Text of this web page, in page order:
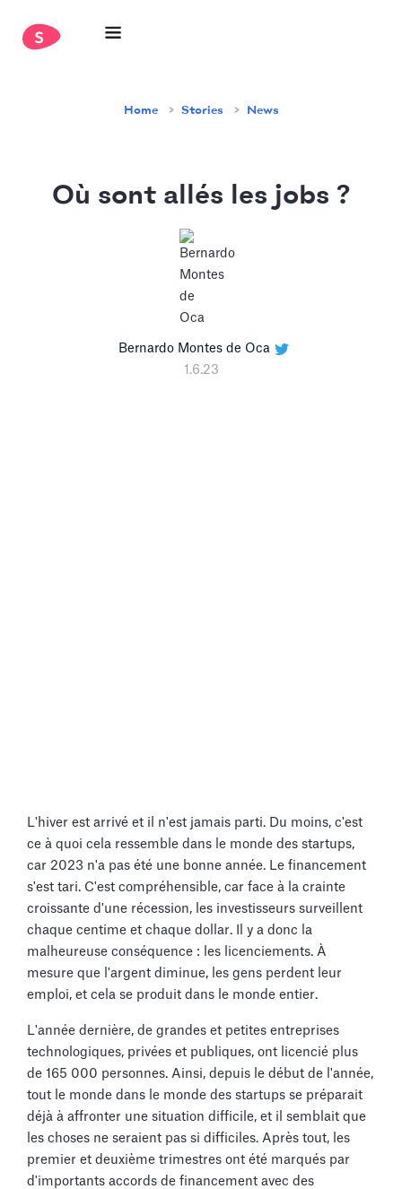
Home Stories News
Où sont allés les jobs ?
Bernardo Montes de Oca
1.6.23
L'hiver est arrivé et il n'est jamais parti. Du moins, c'est
ce à quoi cela ressemble dans le monde des startups,
car 2023 n'a pas été une bonne année. Le financement
s'est tari. C'est compréhensible, car face à la crainte
croissante d'une récession, les investisseurs surveillent
chaque centime et chaque dollar. Il y a donc la
malheureuse conséquence : les licenciements. À
mesure que l'argent diminue, les gens perdent leur
emploi, et cela se produit dans le monde entier.
L'année dernière, de grandes et petites entreprises
technologiques, privées et publiques, ont licencié plus
de 165 000 personnes. Ainsi, depuis le début de l'année,
tout le monde dans le monde des startups se préparait
déjà à affronter une situation difficile, et il semblait que
les choses ne seraient pas si difficiles. Après tout, les
premier et deuxième trimestres ont été marqués par
d'importants accords de financement avec des